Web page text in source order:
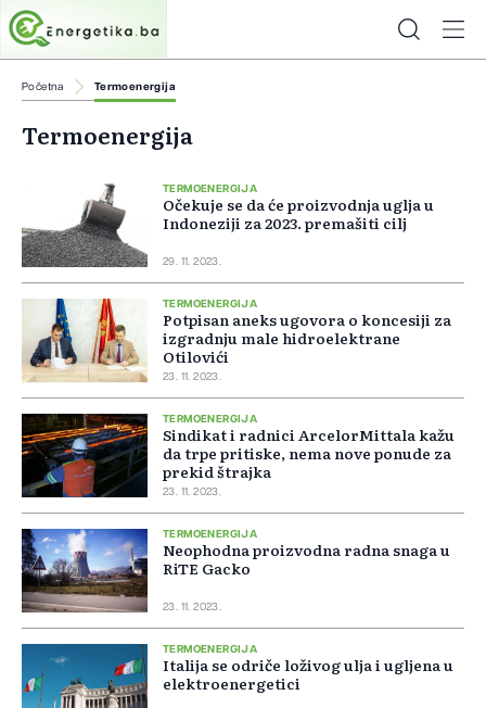
Početna Termoenergija
Termoenergija
TERMOENERGIJA
Očekuje se da će proizvodnja uglja u
Indoneziji za 2023. premašiti cilj
29. 11. 2023.
TERMOENERGIJA
Potpisan aneks ugovora o koncesiji za
izgradnju male hidroelektrane
Otilovići
23. 11. 2023.
TERMOENERGIJA
Sindikat i radnici ArcelorMittala kažu
da trpe pritiske, nema nove ponude za
prekid štrajka
23. 11. 2023.
TERMOENERGIJA
Neophodna proizvodna radna snaga u
RiTE Gacko
23. 11. 2023.
TERMOENERGIJA
Italija se odriče loživog ulja i ugljena u
elektroenergetici